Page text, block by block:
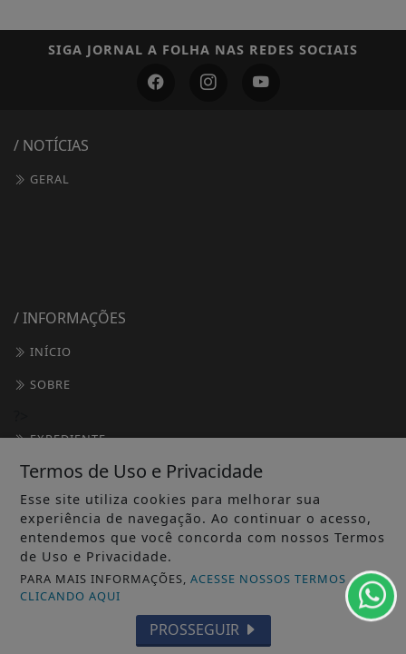
SIGA JORNAL A FOLHA NAS REDES SOCIAIS
/ NOTÍCIAS
GERAL
/ INFORMAÇÕES
INÍCIO
SOBRE
EXPEDIENTE
TERMOS DE USO E PRIVACIDADE
FAQ
CONTATO
Termos de Uso e Privacidade
Esse site utiliza cookies para melhorar sua
experiência de navegação. Ao continuar o acesso,
entendemos que você concorda com nossos Termos
de Uso e Privacidade.
PARA MAIS INFORMAÇÕES,ACESSE NOSSOS TERMOS
CLICANDO AQUI
PROSSEGUIR